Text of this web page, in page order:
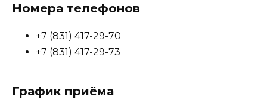
Номера телефонов
+7 (831) 417-29-70
+7 (831) 417-29-73
График приёма